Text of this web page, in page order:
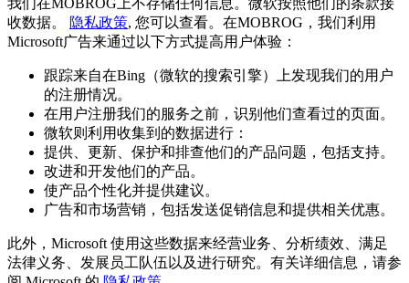
收数据。
隐私政策, 您可以查看。在MOBROG，我们利用
Microsoft广告来通过以下方式提高用户体验：
跟踪来自在Bing（微软的搜索引擎）上发现我们的用户
的注册情况。
在用户注册我们的服务之前，识别他们查看过的页面。
微软则利用收集到的数据进行：
提供、更新、保护和排查他们的产品问题，包括支持。
改进和开发他们的产品。
使产品个性化并提供建议。
广告和市场营销，包括发送促销信息和提供相关优惠。
此外，Microsoft 使用这些数据来经营业务、分析绩效、满足
法律义务、发展员工队伍以及进行研究。有关详细信息，请参